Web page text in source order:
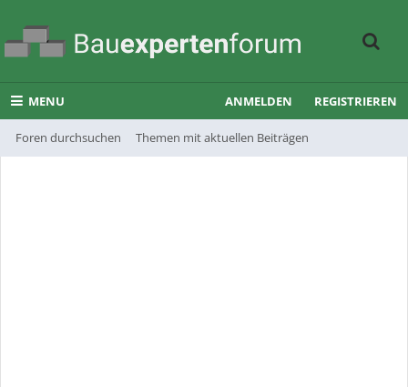
MENU
Foren durchsuchen Themen mit aktuellen Beiträgen
ANMELDEN REGISTRIEREN